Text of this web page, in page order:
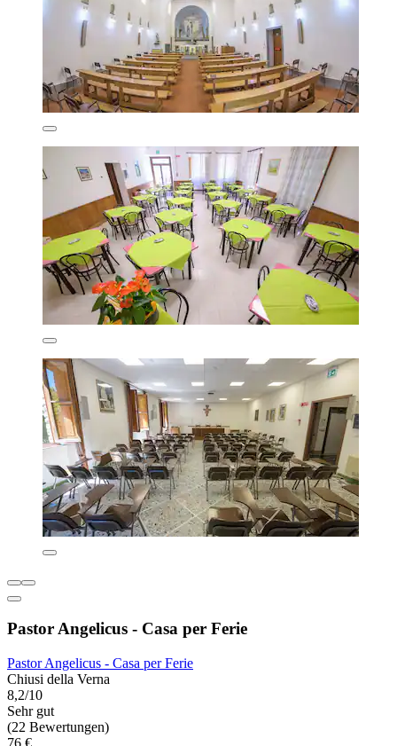
Pastor Angelicus - Casa per Ferie
Pastor Angelicus - Casa per Ferie
Chiusi della Verna
8,2/10
Sehr gut
(22 Bewertungen)
76 €